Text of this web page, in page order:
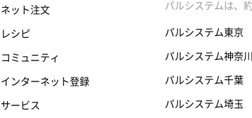
ネット注文
レシピ
コミュニティ
インターネット登録
サービス
パルシステムは、
パルシステム東京
パルシステム神奈川
パルシステム千葉
パルシステム埼玉